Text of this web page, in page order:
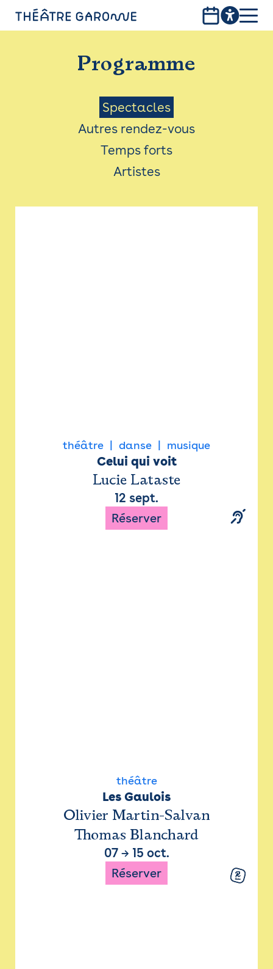
PROGRAMME
INFOS PRATIQUES
AVEC LES PUBLICS
ACCESSIBILITÉ
LES PRODUCTIONS
Programme
Menu
Saison
Spectacles
Autres rendez-vous
Temps forts
Artistes
théâtre danse musique
Celui qui voit
Lucie Lataste
12 sept.
Réserver
théâtre
Les Gaulois
Olivier Martin-Salvan
Thomas Blanchard
07→ 15 oct.
Réserver